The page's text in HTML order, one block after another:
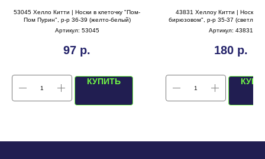
53045 Хелло Китти | Носки в клеточку "Пом-
Пом Пурин", р-р 36-39 (желто-белый)
Артикул: 53045
97 р.
КУПИТЬ
43831 Хеллоу Китти | Носки
бирюзовом", р-р 35-37 (светло-
Артикул: 43831
180 р.